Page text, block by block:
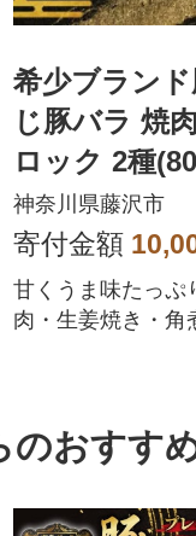
希少ブラン
じ豚バラ 焼
ロック 2種
蔵・生肉)
神奈川県藤沢市
寄付金額
甘くうま味たっぷ
肉・生姜焼き・角
のおすす